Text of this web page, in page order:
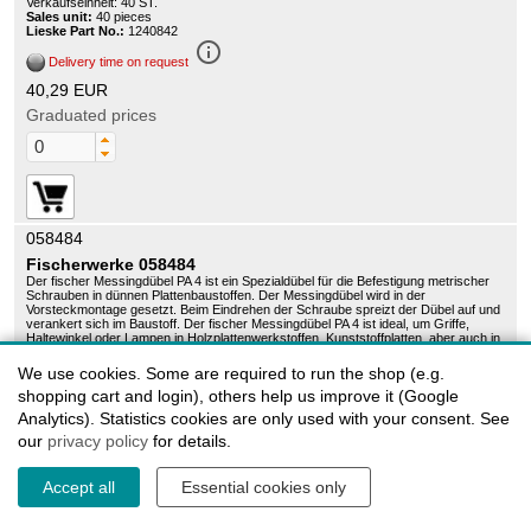
Sales unit: 40 pieces
Lieske Part No.: 1240842
Delivery time on request info_outline
40,29 EUR
Graduated prices
058484
Fischerwerke 058484
Der fischer Messingdübel PA 4 ist ein Spezialdübel für die Befestigung metrischer
Schrauben in dünnen Plattenbaustoffen. Der Messingdübel wird in der
Vorsteckmontage gesetzt. Beim Eindrehen der Schraube spreizt der Dübel auf und
verankert sich im Baustoff. Der fischer Messingdübel PA 4 ist ideal, um Griffe,
Haltewinkel oder Lampen in Holzplattenwerkstoffen, Kunststoffplatten, aber auch in
Sales unit:
100 pieces
Lieske Part No.:1240771
Delivery time on request info_outline
121,39 EUR
Graduated prices
We use cookies. Some are required to run the shop (e.g.
shopping cart and login), others help us improve it (Google
Analytics). Statistics cookies are only used with your consent. See
our privacy policy for details.
Accept all Essential cookies only